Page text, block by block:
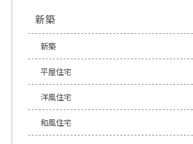
新築
新築
平屋住宅
洋風住宅
和風住宅